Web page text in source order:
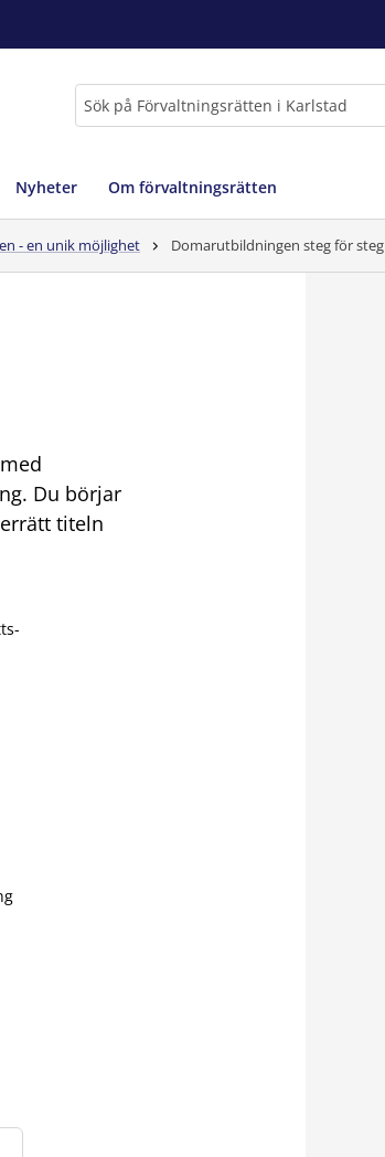
Nyheter Om förvaltningsrätten
- en unik möjlighet Domarutbildningen steg för steg
Du börjar
titeln